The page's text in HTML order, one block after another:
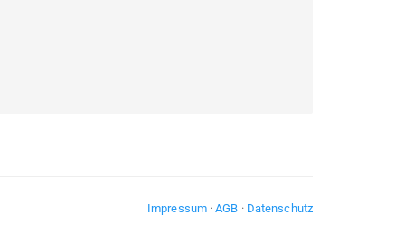
Impressum·AGB · Datenschutz